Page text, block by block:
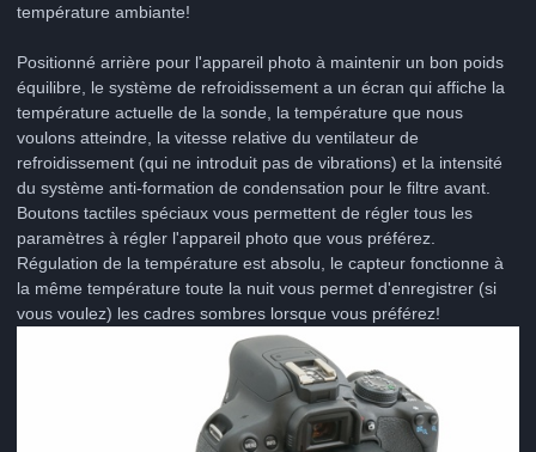
température ambiante!
Positionné arrière pour l'appareil photo à maintenir un bon poids
équilibre, le système de refroidissement a un écran qui affiche la
température actuelle de la sonde, la température que nous
voulons atteindre, la vitesse relative du ventilateur de
refroidissement (qui ne introduit pas de vibrations) et la intensité
du système anti-formation de condensation pour le filtre avant.
Boutons tactiles spéciaux vous permettent de régler tous les
paramètres à régler l'appareil photo que vous préférez.
Régulation de la température est absolu, le capteur fonctionne à
la même température toute la nuit vous permet d'enregistrer (si
vous voulez) les cadres sombres lorsque vous préférez!